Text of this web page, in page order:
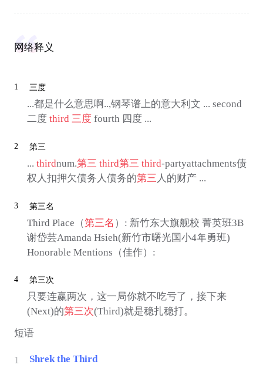
网络释义
1 三度
...都是什么意思啊..,钢琴谱上的意大利文 ... second
二度 third 三度 fourth 四度 ...
2 第三
... thirdnum.第三 third第三 third-partyattachments债
权人扣押欠债务人债务的第三 人的财产 ...
3 第三名
Third Place（第三名 ）: 新竹东大旗舰校 菁英班3B
谢岱芸Amanda Hsieh(新竹市曙光国小4年勇班)
Honorable Mentions（佳作）:
4 第三次
只要连赢两次，这一局你就不吃亏了，接下来
(Next)的第三次(Third)就是稳扎稳打。
短语
1 Shrek the Third